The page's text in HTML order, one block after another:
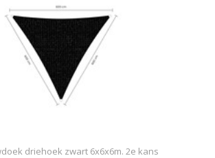
driehoek zwart 6x6x6m. 2e kans